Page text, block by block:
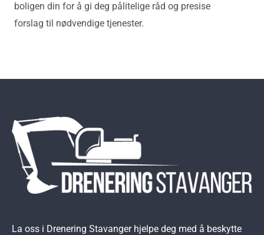
boligen din for å gi deg pålitelige råd og presise
forslag til nødvendige tjenester.
La oss i Drenering Stavanger hjelpe deg med å beskytte